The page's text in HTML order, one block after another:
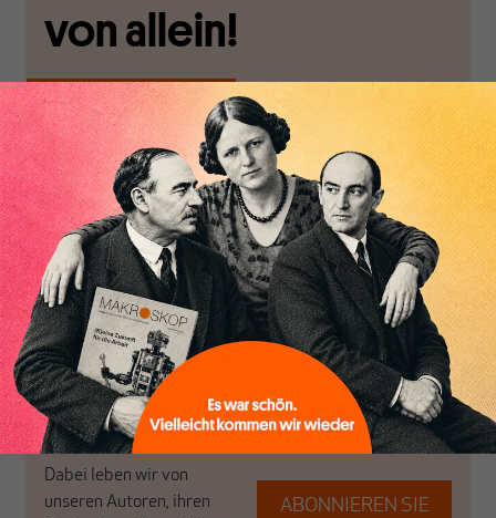
von allein!
Nur für Abonnenten
MAKROSKOP analysiert
wirtschaftspolitische
Themen aus einer
postkeynesianischen
Perspektive und ist damit
in Deutschland einzigartig.
MAKROSKOP steht für
das große Ganze. Wir
haben einen Blick auf
Geld, Wirtschaft und
Politik, den Sie so
woanders nicht finden.
Dabei leben wir von
unseren Autoren, ihren
Wir verlassen die
journalistische Filterblase,
in der sich viele
eingerichtet haben. Wir
öffnen Fenster und
bringen frische Luft in die
engen und verstaubten
Debattenräume.
Brauchen Sie auch frische
Luft? Dann folgen Sie
einfach dem Button.
ABONNIEREN SIE